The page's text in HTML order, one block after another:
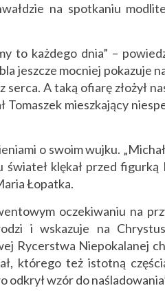
na spotkaniu
to każdego dnia” –
jeszcze mocniej pokazuje
A taką ofiarę złożył
mieszkający
o swoim wujku.
świateł klękał przed figurką
Łopatka.
oczekiwaniu na
i wskazuje na
Rycerstwa Niepokalanej
którego też istotną
wzór do